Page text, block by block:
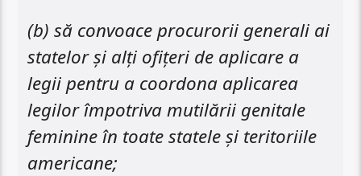
(b) să convoace procurorii generali ai
statelor și alți ofițeri de aplicare a
legii pentru a coordona aplicarea
legilor împotriva mutilării genitale
feminine în toate statele și teritoriile
americane;